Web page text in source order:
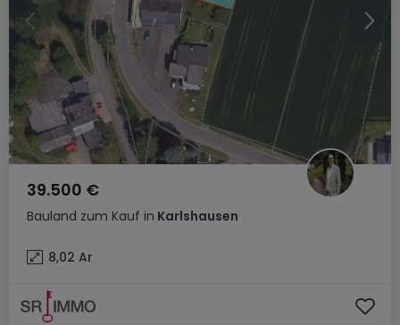
Bauland zum Kauf in Karlshausen
39.500 €
8,02 Ar